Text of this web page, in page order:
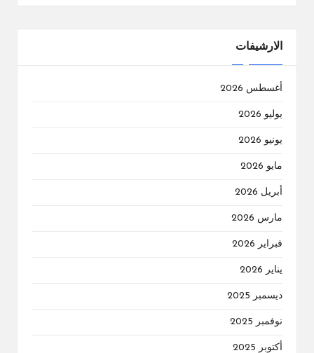
الارشيفات
أغسطس 2026
يوليو 2026
يونيو 2026
مايو 2026
أبريل 2026
مارس 2026
فبراير 2026
يناير 2026
ديسمبر 2025
نوفمبر 2025
أكتوبر 2025